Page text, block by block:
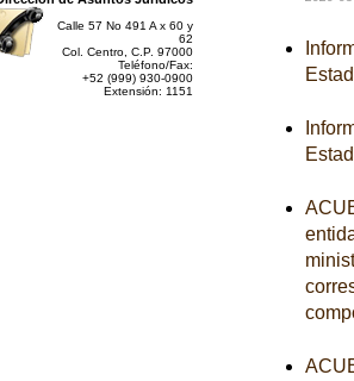
Calle 57 No 491 A x 60 y
62
Col. Centro, C.P. 97000
Teléfono/Fax:
+52 (999) 930-0900
Extensión: 1151